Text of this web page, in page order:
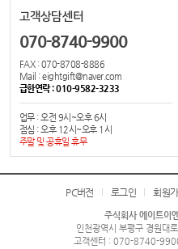
고객상담센터
070-8740-9900
FAX : 070-8708-8886
Mail : eightgift@naver.com
급한연락 : 010-9582-3233
업무 : 오전 9시~오후 6시
점심 : 오후 12시~오후 1시
주말 및 공휴일 휴무
PC버전 로그인 회원
주식회사 에이트이
인천광역시 부평구 경원대
고객센터 : 070-8740-